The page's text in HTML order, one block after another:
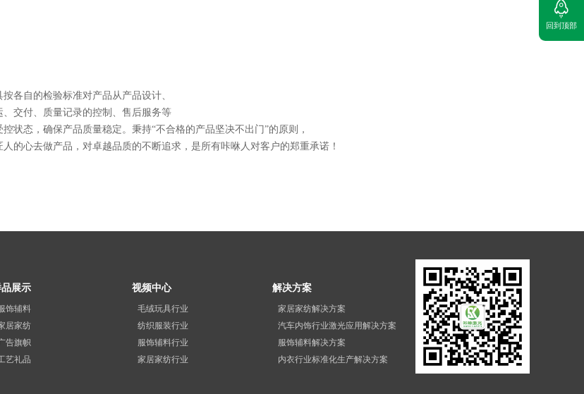
各自的检验标准对产品从产品设计、
交付、质量记录的控制、售后服务等
状态，确保产品质量稳定。秉持“不合格的产品坚决不出门”的原则，
人的心去做产品，对卓越品质的不断追求，是所有咔咻人对客户的郑重承诺！
展示
饰辅料
居家纺
告旗帜
艺礼品
视频中心
毛绒玩具行业
纺织服装行业
服饰辅料行业
家居家纺行业
解决方案
家居家纺解决方案
汽车内饰行业激光应用解决方案
服饰辅料解决方案
内衣行业标准化生产解决方案
回到顶部